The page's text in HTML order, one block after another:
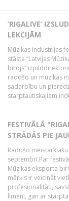
‘RIGALIVE’
LEKCIJĀM
Mūzikas industrijas
stāsta “Latvijas
birojs”
radošo un mūzikas
sadarbību un
starptautiskajiem
FESTIVĀLĀ
STRĀDĀS PIE
Radošo
septembrī.Par
Mūzikas eksporta
mērķis ir veicināt
profesionalitāti,
līmenī, gan ar